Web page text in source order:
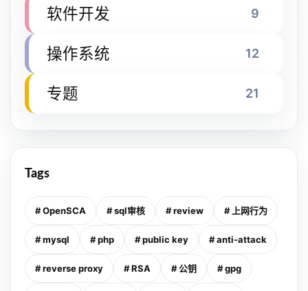
软件开发 9
操作系统 12
专题 21
Tags
# OpenSCA # sql审核 # review # 上网行为
# mysql # php # public key # anti-attack
# reverse proxy # RSA # 公钥 # gpg